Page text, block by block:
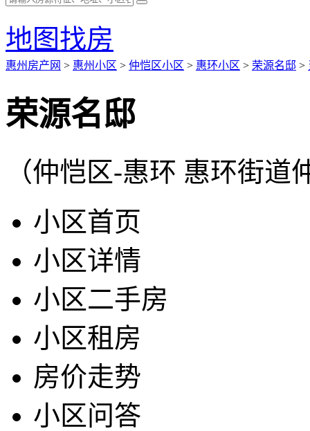
地图找房
惠州房产网 > 惠州小区 > 仲恺区小区 > 惠环小区 > 荣源名邸 >
荣源名邸
（仲恺区-惠环 惠环街道
小区首页
小区详情
小区二手房
小区租房
房价走势
小区问答